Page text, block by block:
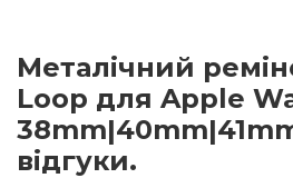
Металічний
Loop для Apple
відгуки.